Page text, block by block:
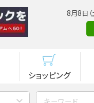
8月8日
ショッピング